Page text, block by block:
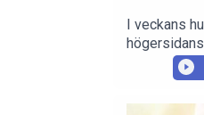
I veckans